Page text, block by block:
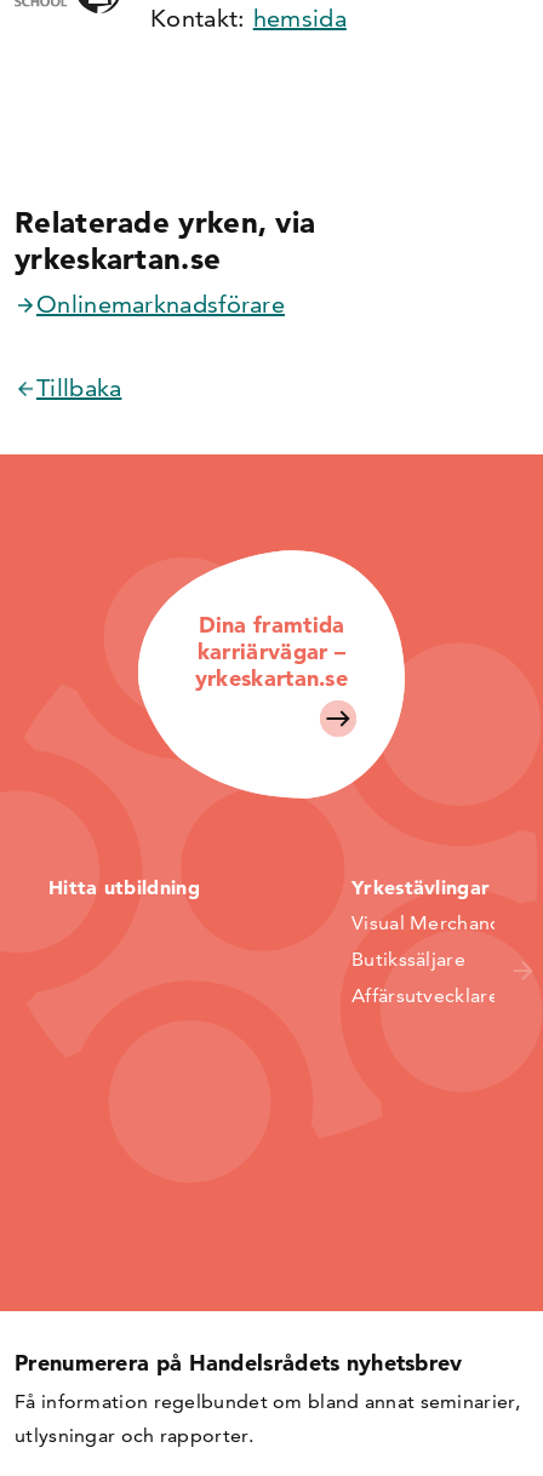
Kontakt: hemsida
Relaterade yrken, via
yrkeskartan.se
Onlinemarknadsförare
Tillbaka
Dina framtida
karriärvägar –
yrkeskartan.se
Hitta utbildning Yrkestävlingar
Visual Merchandiser
Butikssäljare
Affärsutvecklare
Prenumerera på Handelsrådets nyhetsbrev
Få information regelbundet om bland annat seminarier,
utlysningar och rapporter.